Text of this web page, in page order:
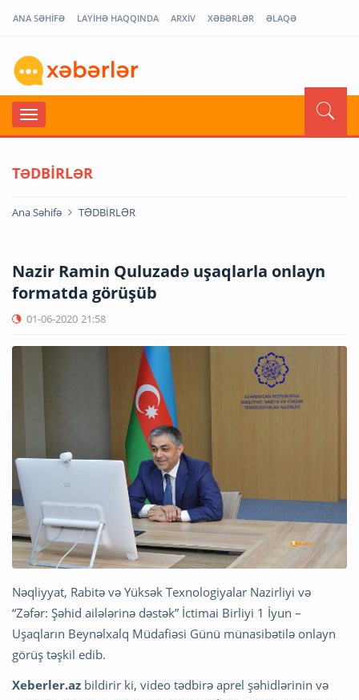
ANA SƏHİFƏ LAYİHƏ HAQQINDA ARXİV XƏBƏRLƏR ƏLAQƏ
TƏDBİRLƏR
Ana Səhifə TƏDBİRLƏR
Nazir Ramin Quluzadə uşaqlarla onlayn
formatda görüşüb
01-06-2020 21:58
Nəqliyyat, Rabitə və Yüksək Texnologiyalar Nazirliyi və
“Zəfər: Şəhid ailələrinə dəstək” İctimai Birliyi 1 İyun –
Uşaqların Beynəlxalq Müdafiəsi Günü münasibətilə onlayn
görüş təşkil edib.
Xeberler.az bildirir ki, video tədbirə aprel şəhidlərinin və